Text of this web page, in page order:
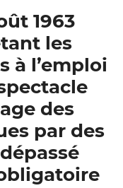
1963
les
à l’emploi
des
par des